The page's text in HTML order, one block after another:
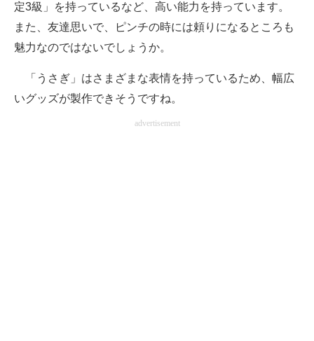
エレクトロニクス専門サイト
建設×テクノロジーの最前線
定3級」を持っているなど、高い能力を持っています。
また、友達思いで、ピンチの時には頼りになるところも
魅力なのではないでしょうか。
「うさぎ」はさまざまな表情を持っているため、幅広
いグッズが製作できそうですね。
advertisement